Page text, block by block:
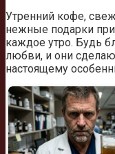
Утренний кофе,
нежные подарки
каждое утро. Будь
любви, и они
настоящему